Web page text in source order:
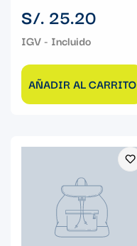
Precio
regular
S/. 25.20
AÑADIR AL CARRITO